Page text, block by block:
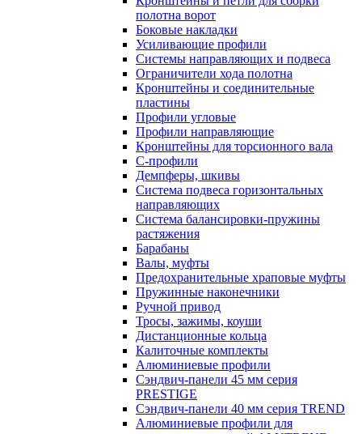
полотна ворот
Боковые накладки
Усиливающие профили
Системы направляющих и подвеса
Ограничители хода полотна
Кронштейны и соединительные
пластины
Профили угловые
Профили направляющие
Кронштейны для торсионного вала
С-профили
Демпферы, шкивы
Система подвеса горизонтальных
направляющих
Система балансировки-пружины
растяжения
Барабаны
Валы, муфты
Предохранительные храповые муфты
Пружинные наконечники
Ручной привод
Тросы, зажимы, коуши
Дистанционные кольца
Калиточные комплекты
Алюминиевые профили
Сэндвич-панели 45 мм серия
PRESTIGE
Сэндвич-панели 40 мм серия TREND
Алюминиевые профили для